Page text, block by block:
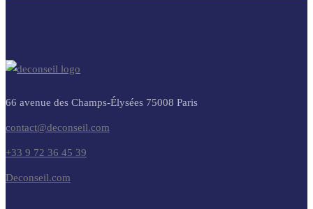
66 avenue des Champs-Élysées 75008 Paris
contact@deconseil.com
+33 9 72 36 45 39
Deconseil.com